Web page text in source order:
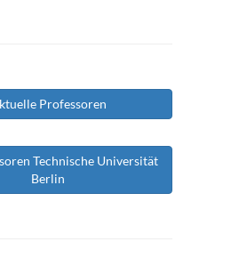
Professoren
Technische Universität
Berlin